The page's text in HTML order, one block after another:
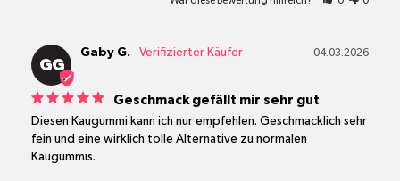
GG
04.03.2026
Gaby G.
Geschmack gefällt mir sehr gut
Diesen Kaugummi kann ich nur empfehlen. Geschmacklich sehr
fein und eine wirklich tolle Alternative zu normalen
Kaugummis.